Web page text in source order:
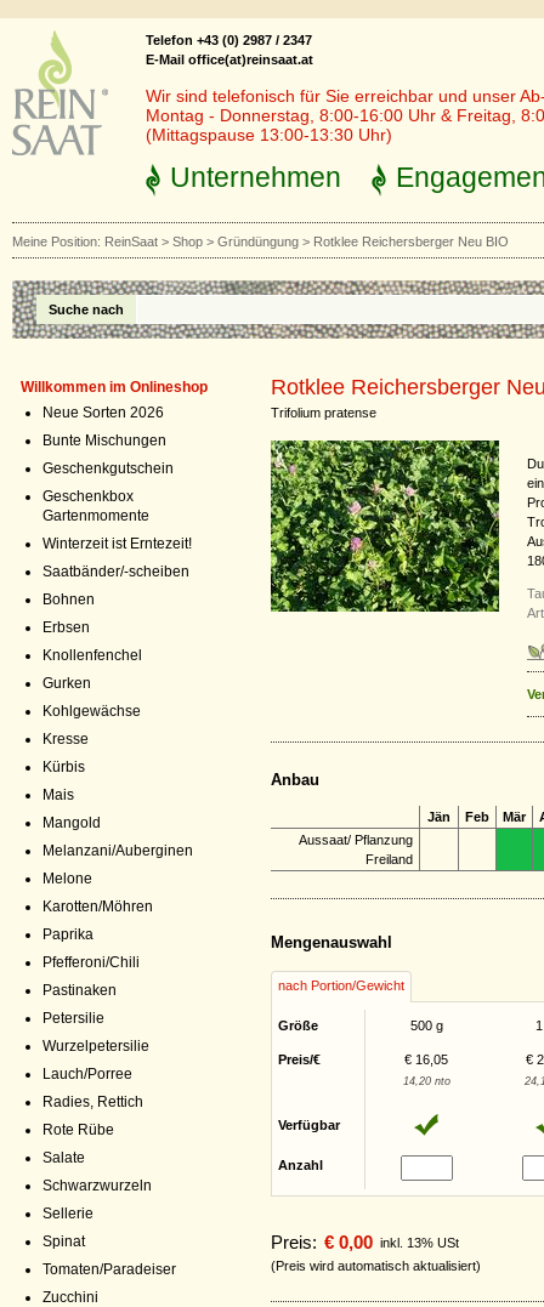
Telefon +43 (0) 2987 / 2347
E-Mail office(at)reinsaat.at
Wir sind telefonisch für Sie erreichbar und unser
Montag - Donnerstag, 8:00-16:00 Uhr & Freitag,
(Mittagspause 13:00-13:30 Uhr)
Unternehmen
Meine Position: ReinSaat > Shop > Gründüngung > Rotklee Reichersberger Neu BIO
Suche nach
Willkommen im Onlineshop
Neue Sorten 2026
Bunte Mischungen
Geschenkgutschein
Geschenkbox
Gartenmomente
Winterzeit ist Erntezeit!
Saatbänder/-scheiben
Bohnen
Erbsen
Knollenfenchel
Gurken
Kohlgewächse
Kresse
Kürbis
Mais
Mangold
Melanzani/Auberginen
Melone
Karotten/Möhren
Paprika
Pfefferoni/Chili
Pastinaken
Petersilie
Wurzelpetersilie
Lauch/Porree
Radies, Rettich
Rote Rübe
Salate
Schwarzwurzeln
Sellerie
Spinat
Tomaten/Paradeiser
Zucchini
Rotklee Reichersberger
Trifolium pratense
Anbau
Jän Feb Mär
Aussaat/ Pflanzung
Freiland
Mengenauswahl
nach Portion/Gewicht
Größe 500 g
Preis/€ € 16,05 €
14,20 nto
Verfügbar
Anzahl
Preis: € 0,00 inkl. 13% USt
(Preis wird automatisch aktualisiert)